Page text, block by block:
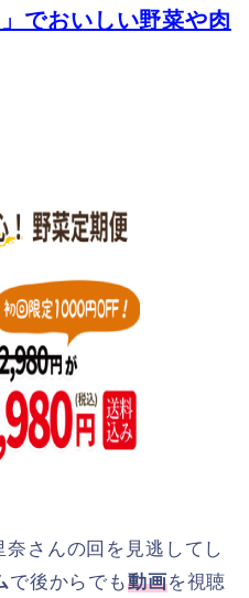
でおいしい野菜や肉
さんの回を見逃してし
で後からでも動画を視聴